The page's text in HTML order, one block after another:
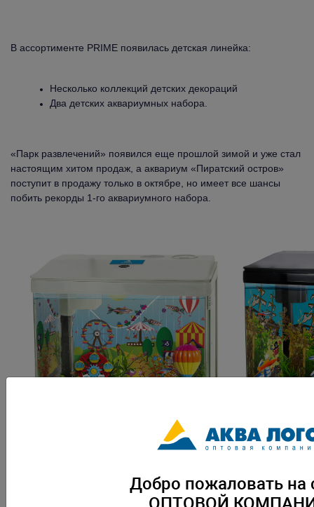
В ассортименте PRIME появилась детская линейка:
Несколько коллекций детских декораций
Два детских аквариумных набора.
«Парк развлечений» появился еще прошлой зимой и уже стал
настоящим хитом продаж, а аквариум «Пиратский остров»
поступит в продажу только в октябре, но имеет все шансы
побить рекорды 1-го аквариумного набора.
Добро пожаловать на